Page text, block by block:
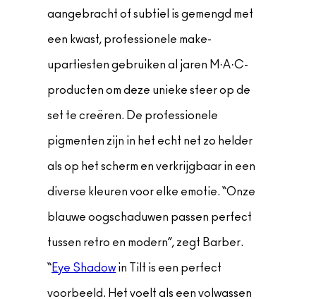
aangebracht of subtiel is gemengd met
een kwast, professionele make-
upartiesten gebruiken al jaren M·A·C-
producten om deze unieke sfeer op de
set te creëren. De professionele
pigmenten zijn in het echt net zo helder
als op het scherm en verkrijgbaar in een
diverse kleuren voor elke emotie. “Onze
blauwe oogschaduwen passen perfect
tussen retro en modern”, zegt Barber.
“Eye Shadowin Tilt is een perfect
voorbeeld. Het voelt als een volwassen